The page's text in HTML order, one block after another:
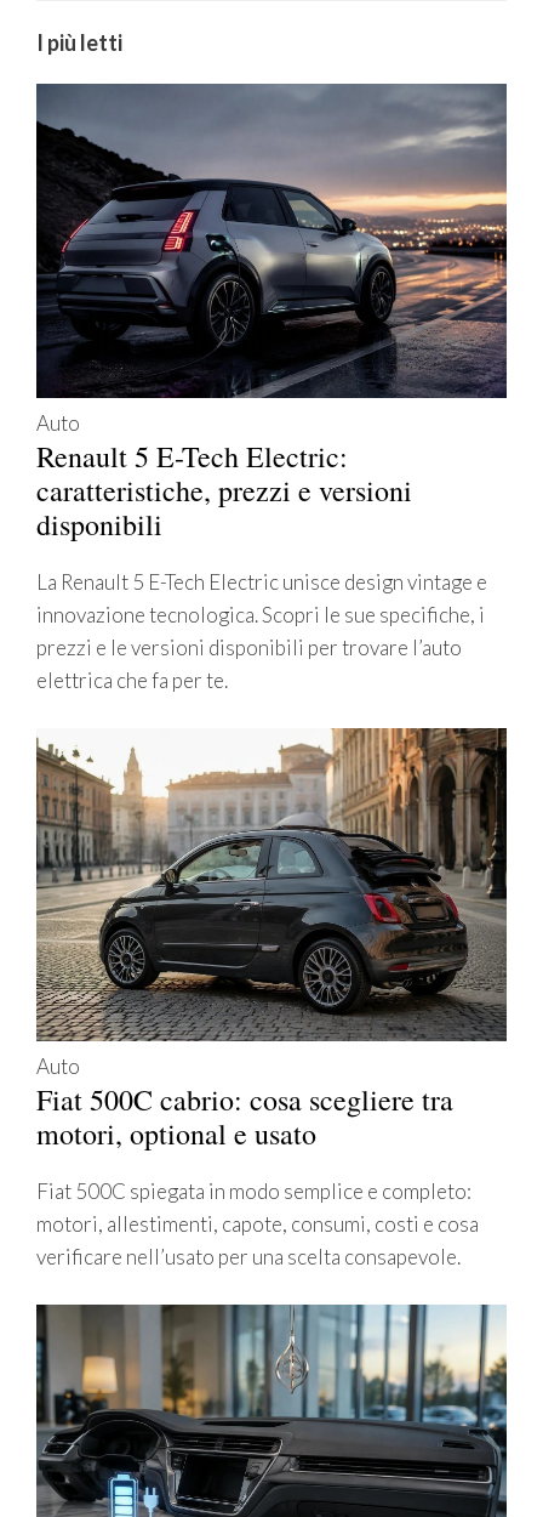
I più letti
Auto
Renault 5 E-Tech Electric:
caratteristiche, prezzi e versioni
disponibili
La Renault 5 E-Tech Electric unisce design vintage e
innovazione tecnologica. Scopri le sue specifiche, i
prezzi e le versioni disponibili per trovare l’auto
elettrica che fa per te.
Auto
Fiat 500C cabrio: cosa scegliere tra
motori, optional e usato
Fiat 500C spiegata in modo semplice e completo:
motori, allestimenti, capote, consumi, costi e cosa
verificare nell’usato per una scelta consapevole.